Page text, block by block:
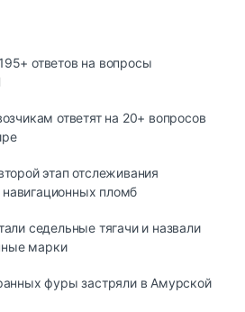
ответов на вопросы
ответят на 20+ вопросов
этап отслеживания
пломб
седельные тягачи и назвали
марки
фуры застряли в Амурской